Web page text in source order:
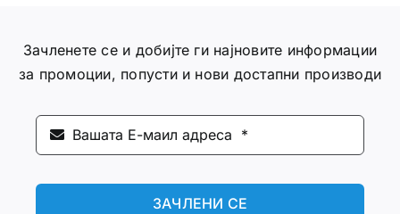
Зачленете се и добијте ги најновите информации
за промоции, попусти и нови достапни производи
ЗАЧЛЕНИ СЕ